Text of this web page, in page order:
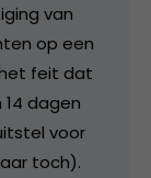
van
op een
het feit dat
dagen
voor
toch).